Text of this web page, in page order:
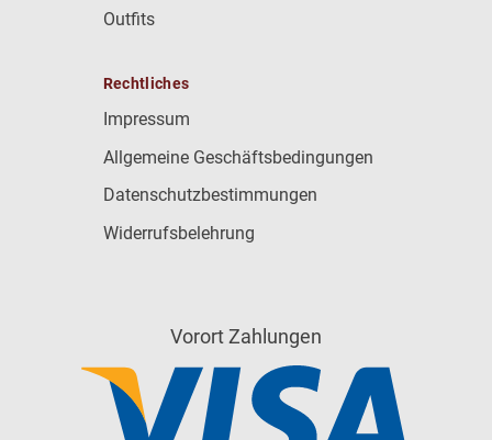
Outfits
Rechtliches
Impressum
Allgemeine Geschäftsbedingungen
Datenschutzbestimmungen
Widerrufsbelehrung
Vorort Zahlungen